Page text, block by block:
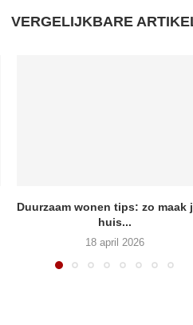
VERGELIJKBARE
Duurzaam wonen tips: zo maak
huis...
18 april 2026